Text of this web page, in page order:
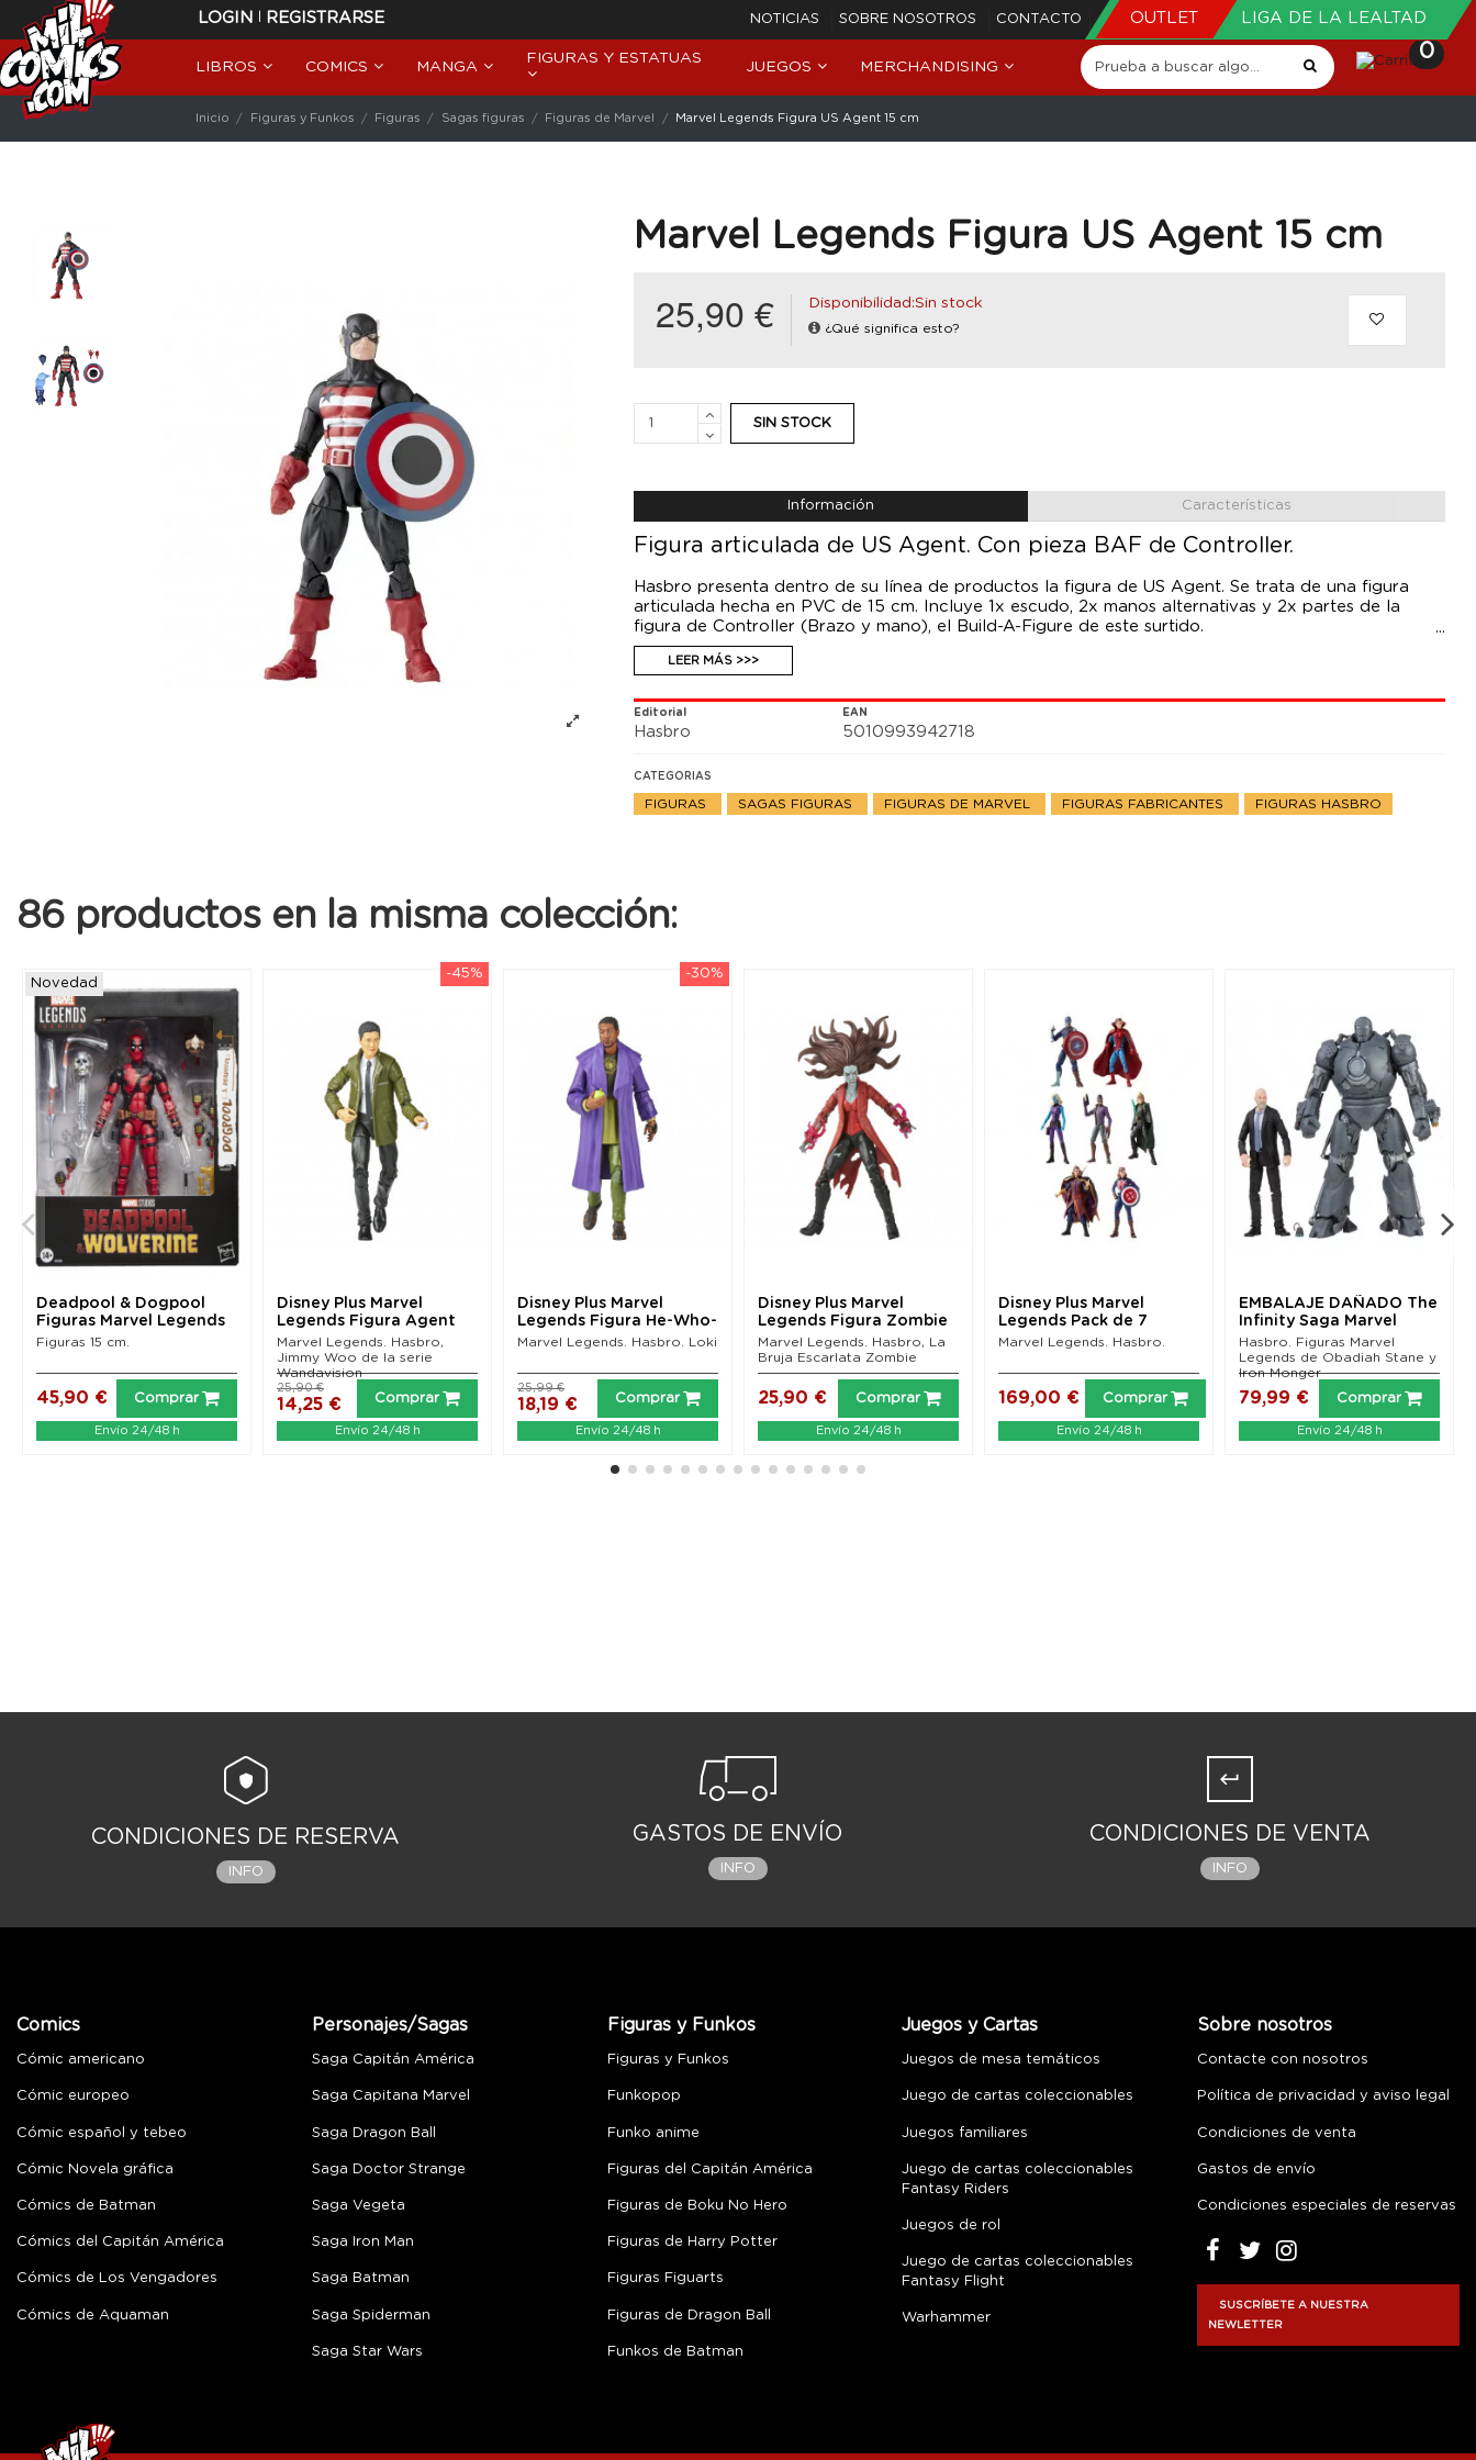
LOGIN | REGISTRARSE NOTICIAS SOBRE NOSOTROS CONTACTO OUTLET LIGA DE LA LEALTAD
LIBROS COMICS MANGA
FIGURAS Y ESTATUAS
JUEGOS MERCHANDISING
0
Inicio Figuras y Funkos Figuras Sagas figuras Figuras de Marvel Marvel Legends Figura US Agent 15 cm
Marvel Legends Figura US Agent 15 cm
25,90 € Disponibilidad:Sin stock
¿Qué significa esto?
SIN STOCK
Información Características
Figura articulada de US Agent. Con pieza BAF de Controller.
Hasbro presenta dentro de su línea de productos la figura de US Agent. Se trata de una figura
articulada hecha en PVC de 15 cm. Incluye 1x escudo, 2x manos alternativas y 2x partes de la
figura de Controller (Brazo y mano), el Build-A-Figure de este surtido.
LEER MÁS >>>
Editorial
Hasbro
EAN
5010993942718
CATEGORIAS
FIGURAS SAGAS FIGURAS FIGURAS DE MARVEL FIGURAS FABRICANTES FIGURAS HASBRO
86 productos en la misma colección:
Novedad
Deadpool & Dogpool
Figuras Marvel Legends
(Deadpool & Wolverine)
Figuras 15 cm.
45,90 € Comprar
Envío 24/48 h
-45%
Disney Plus Marvel
Legends Figura Agent
Jimmy Woo...
Marvel Legends. Hasbro,
Jimmy Woo de la serie
Wandavision
14,25 €
25,90 €
Comprar
Envío 24/48 h
-30%
Disney Plus Marvel
Legends Figura He-Who-
Remains (Loki) 15 cm
Marvel Legends. Hasbro. Loki
18,19 €
25,99 €
Comprar
Envío 24/48 h
Disney Plus Marvel
Legends Figura Zombie
Scarlet Witch (What...
Marvel Legends. Hasbro, La
Bruja Escarlata Zombie
25,90 € Comprar
Envío 24/48 h
Disney Plus Marvel
Legends Pack de 7
Figuras 15 cm Wave 1...
Marvel Legends. Hasbro.
169,00 € Comprar
Envío 24/48 h
EMBALAJE DAÑADO The
Infinity Saga Marvel
Legends Figuras...
Hasbro. Figuras Marvel
Legends de Obadiah Stane y
Iron Monger
79,99 € Comprar
Envío 24/48 h
CONDICIONES DE RESERVA
INFO
GASTOS DE ENVÍO
INFO
CONDICIONES DE VENTA
INFO
Comics
Cómic americano
Cómic europeo
Cómic español y tebeo
Cómic Novela gráfica
Cómics de Batman
Cómics del Capitán América
Cómics de Los Vengadores
Cómics de Aquaman
Personajes/Sagas
Saga Capitán América
Saga Capitana Marvel
Saga Dragon Ball
Saga Doctor Strange
Saga Vegeta
Saga Iron Man
Saga Batman
Saga Spiderman
Saga Star Wars
Figuras y Funkos
Figuras y Funkos
Funkopop
Funko anime
Figuras del Capitán América
Figuras de Boku No Hero
Figuras de Harry Potter
Figuras Figuarts
Figuras de Dragon Ball
Funkos de Batman
Juegos y Cartas
Juegos de mesa temáticos
Juego de cartas coleccionables
Juegos familiares
Juego de cartas coleccionables
Fantasy Riders
Juegos de rol
Juego de cartas coleccionables
Fantasy Flight
Warhammer
Sobre nosotros
Contacte con nosotros
Política de privacidad y aviso legal
Condiciones de venta
Gastos de envío
Condiciones especiales de reservas
SUSCRÍBETE A NUESTRA
NEWLETTER